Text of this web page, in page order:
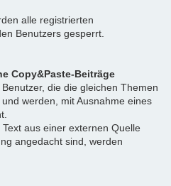
alle registrierten
Benutzers gesperrt.
Copy&Paste-Beiträge
die die gleichen Themen
werden, mit Ausnahme eines
aus einer externen Quelle
angedacht sind, werden